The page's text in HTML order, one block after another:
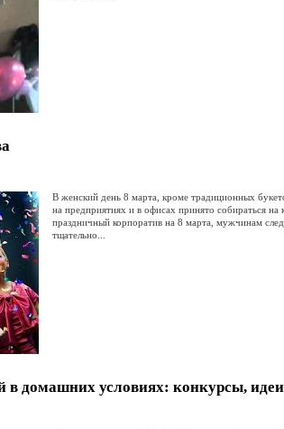
В женский день 8 марта, кроме традиционных
на предприятиях и в офисах принято собираться
праздничный корпоратив на 8 марта, мужчинам
тщательно...
в домашних условиях: конкурсы,